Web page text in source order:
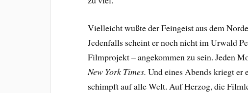
Vielleicht wußte der Feingeist aus dem
Jedenfalls scheint er noch nicht im Urwald
Filmprojekt – angekommen zu sein. Jeden
New York Times. Und eines Abends kriegt er
schimpft auf alle Welt. Auf Herzog, die